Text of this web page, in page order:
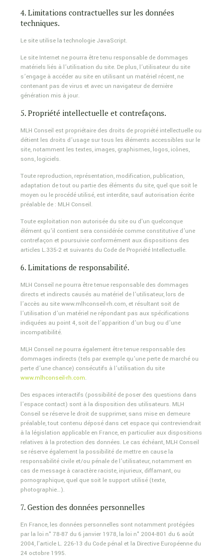
4. Limitations contractuelles sur les données
techniques.
Le site utilise la technologie JavaScript.
Le site Internet ne pourra être tenu responsable de dommages
matériels liés à l’utilisation du site. De plus, l’utilisateur du site
s’engage à accéder au site en utilisant un matériel récent, ne
contenant pas de virus et avec un navigateur de dernière
génération mis à jour.
5. Propriété intellectuelle et contrefaçons.
MLH Conseil est propriétaire des droits de propriété intellectuelle ou
détient les droits d’usage sur tous les éléments accessibles sur le
site, notamment les textes, images, graphismes, logos, icônes,
sons, logiciels.
Toute reproduction, représentation, modification, publication,
adaptation de tout ou partie des éléments du site, quel que soit le
moyen ou le procédé utilisé, est interdite, sauf autorisation écrite
préalable de : MLH Conseil.
Toute exploitation non autorisée du site ou d'un quelconque
élément qu’il contient sera considérée comme constitutive d’une
contrefaçon et poursuivie conformément aux dispositions des
articles L.335-2 et suivants du Code de Propriété Intellectuelle.
6. Limitations de responsabilité.
MLH Conseil ne pourra être tenue responsable des dommages
directs et indirects causés au matériel de l’utilisateur, lors de
l’accès au site www.mlhconseil-rh.com, et résultant soit de
l’utilisation d’un matériel ne répondant pas aux spécifications
indiquées au point 4, soit de l’apparition d’un bug ou d’une
incompatibilité.
MLH Conseil ne pourra également être tenue responsable des
dommages indirects (tels par exemple qu’une perte de marché ou
perte d’une chance) consécutifs à l’utilisation du site
www.mlhconseil-rh.com.
Des espaces interactifs (possibilité de poser des questions dans
l’espace contact) sont à la disposition des utilisateurs. MLH
Conseil se réserve le droit de supprimer, sans mise en demeure
préalable, tout contenu déposé dans cet espace qui contreviendrait
à la législation applicable en France, en particulier aux dispositions
relatives à la protection des données. Le cas échéant, MLH Conseil
se réserve également la possibilité de mettre en cause la
responsabilité civile et/ou pénale de l’utilisateur, notamment en
cas de message à caractère raciste, injurieux, diffamant, ou
pornographique, quel que soit le support utilisé (texte,
photographie…).
7. Gestion des données personnelles
En France, les données personnelles sont notamment protégées
par la loi n° 78-87 du 6 janvier 1978, la loi n° 2004-801 du 6 août
2004, l'article L. 226-13 du Code pénal et la Directive Européenne du
24 octobre 1995.